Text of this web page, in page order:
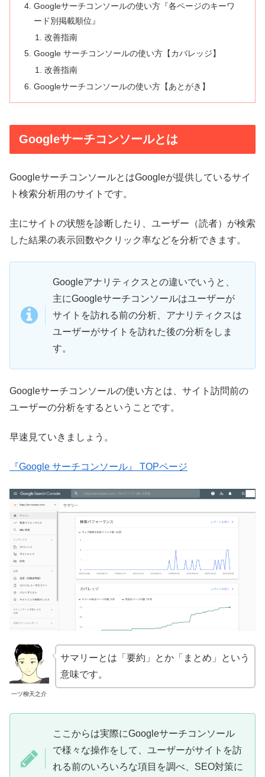
Googleサーチコンソールの使い方『各ページのキーワ
ード別掲載順位』
改善指南
Google サーチコンソールの使い方【カバレッジ】
改善指南
Googleサーチコンソールの使い方【あとがき】
Googleサーチコンソールとは
GoogleサーチコンソールとはGoogleが提供しているサイ
ト検索分析用のサイトです。
主にサイトの状態を診断したり、ユーザー（読者）が検索
した結果の表示回数やクリック率などを分析できます。
Googleアナリティクスとの違いでいうと、
主にGoogleサーチコンソールはユーザーが
サイトを訪れる前の分析、アナリティクスは
ユーザーがサイトを訪れた後の分析をしま
す。
Googleサーチコンソールの使い方とは、サイト訪問前の
ユーザーの分析をするということです。
早速見ていきましょう。
『Google サーチコンソール』 TOPページ
一ツ柳天之介
サマリーとは「要約」とか「まとめ」という
意味です。
ここからは実際にGoogleサーチコンソール
で様々な操作をして、ユーザーがサイトを訪
れる前のいろいろな項目を調べ、SEO対策に